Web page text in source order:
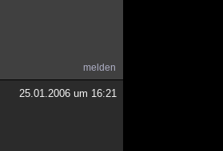
melden
25.01.2006 um 16:21